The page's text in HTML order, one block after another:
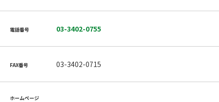
電話番号 03-3402-0755
FAX番号 03-3402-0715
ホームページ